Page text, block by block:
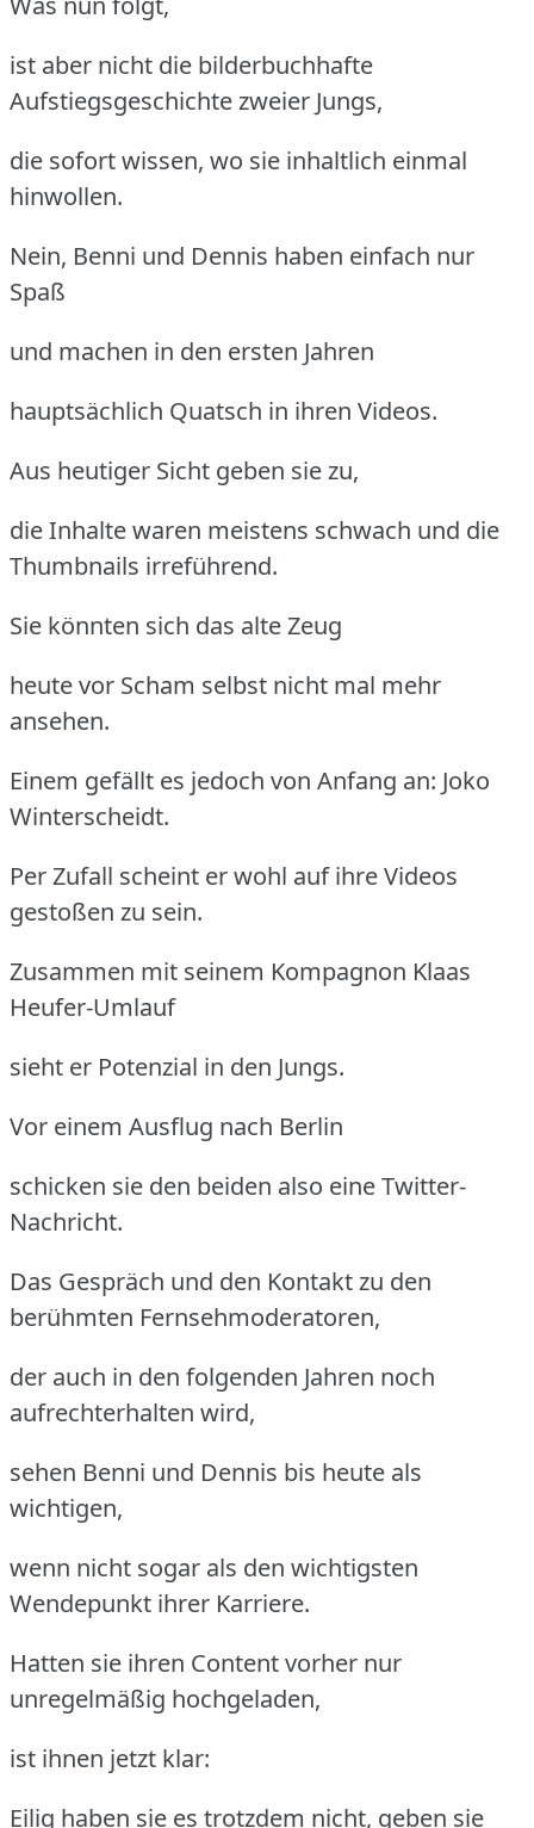
ist aber nicht die bilderbuchhafte
Aufstiegsgeschichte zweier Jungs,
die sofort wissen, wo sie inhaltlich einmal
hinwollen.
Nein, Benni und Dennis haben einfach nur
Spaß
und machen in den ersten Jahren
hauptsächlich Quatsch in ihren Videos.
Aus heutiger Sicht geben sie zu,
die Inhalte waren meistens schwach und die
Thumbnails irreführend.
Sie könnten sich das alte Zeug
heute vor Scham selbst nicht mal mehr
ansehen.
Einem gefällt es jedoch von Anfang an: Joko
Winterscheidt.
Per Zufall scheint er wohl auf ihre Videos
gestoßen zu sein.
Zusammen mit seinem Kompagnon Klaas
Heufer-Umlauf
sieht er Potenzial in den Jungs.
Vor einem Ausflug nach Berlin
schicken sie den beiden also eine Twitter-
Nachricht.
Das Gespräch und den Kontakt zu den
berühmten Fernsehmoderatoren,
der auch in den folgenden Jahren noch
aufrechterhalten wird,
sehen Benni und Dennis bis heute als
wichtigen,
wenn nicht sogar als den wichtigsten
Wendepunkt ihrer Karriere.
Hatten sie ihren Content vorher nur
unregelmäßig hochgeladen,
ist ihnen jetzt klar:
Eilig haben sie es trotzdem nicht, geben sie